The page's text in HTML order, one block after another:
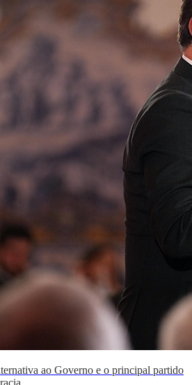
ao Governo e o principal partido